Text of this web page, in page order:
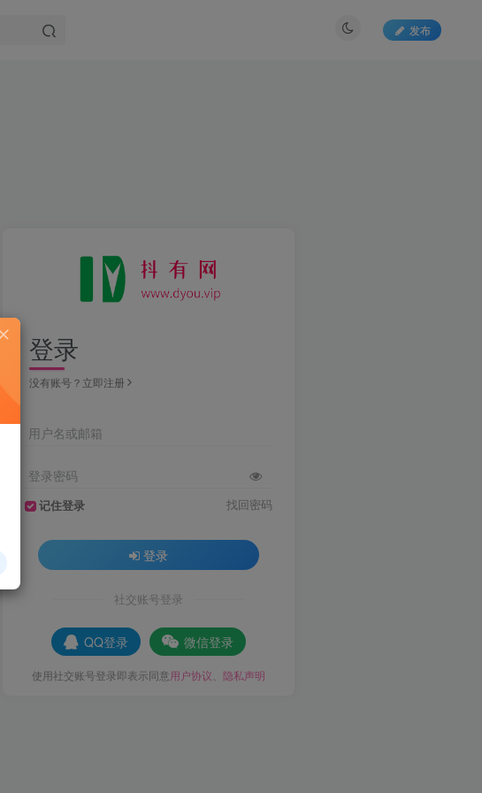
发布
登录
没有账号？立即注册
用户名或邮箱
登录密码
记住登录 找回密码
登录
社交账号登录
QQ登录 微信登录
使用社交账号登录即表示同意用户协议 隐私声明